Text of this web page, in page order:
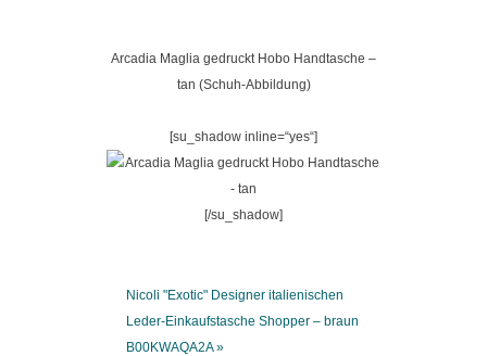
Arcadia Maglia gedruckt Hobo Handtasche –
tan (Schuh-Abbildung)
[su_shadow inline=“yes“]
[/su_shadow]
Nicoli "Exotic" Designer italienischen
Leder-Einkaufstasche Shopper – braun
B00KWAQA2A »